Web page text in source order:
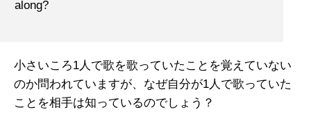
along?
小さいころ1人で歌を歌っていたことを覚えていない
のか問われていますが、なぜ自分が1人で歌っていた
ことを相手は知っているのでしょう？